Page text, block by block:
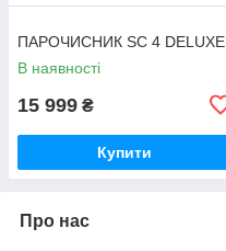
ПАРОЧИСНИК SC 4 DELUXE
В наявності
15 999 ₴
Купити
Про нас